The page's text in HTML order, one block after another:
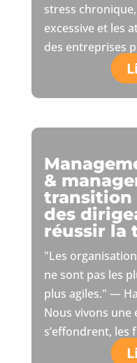
stress
excessive et les
des entreprises
&
transition
des
réussir la
"Les
ne sont pas les
plus agiles." —
Nous vivons une
s’effondrent, les